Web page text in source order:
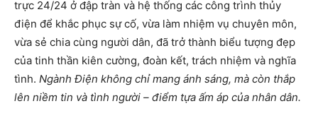
trực 24/24 ở đập tràn và hệ thống các công trình thủy
điện để khắc phục sự cố, vừa làm nhiệm vụ chuyên môn,
vừa sẻ chia cùng người dân, đã trở thành biểu tượng đẹp
của tinh thần kiên cường, đoàn kết, trách nhiệm và nghĩa
tình. Ngành Điện không chỉ mang ánh sáng, mà còn thắp
lên niềm tin và tình người – điểm tựa ấm áp của nhân dân.